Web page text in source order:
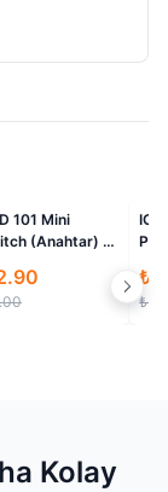
İndirimli
Kırmızı
Push Buton
₺
₺
Kolay